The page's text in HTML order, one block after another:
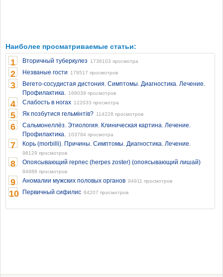
Наиболее просматриваемые статьи:
1 Вторичный туберкулез 1736103 просмотра
2 Незваные гости 179517 просмотров
3
Вегето-сосудистая дистония. Симптомы. Диагностика. Лечение.
Профилактика. 168039 просмотров
4 Слабость в ногах 122033 просмотра
5 Як позбутися гельмінтів? 114228 просмотров
6
Сальмонеллёз. Этиология. Клиническая картина. Лечение.
Профилактика. 103784 просмотра
7 Корь (morbilli). Причины. Симптомы. Диагностика. Лечение.
98129 просмотров
8 Опоясывающий герпес (herpes zoster) (опоясывающий лишай)
94988 просмотров
9 Аномалии мужских половых органов 94911 просмотров
10 Первичный сифилис 84207 просмотров